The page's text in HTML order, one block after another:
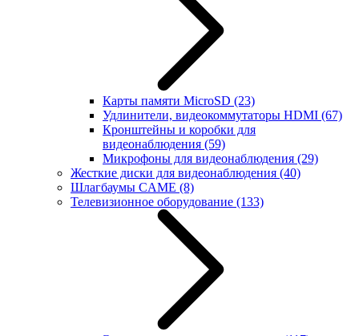
Карты памяти MicroSD (23)
Удлинители, видеокоммутаторы HDMI (67)
Кронштейны и коробки для
видеонаблюдения (59)
Микрофоны для видеонаблюдения (29)
Жесткие диски для видеонаблюдения (40)
Шлагбаумы CAME (8)
Телевизионное оборудование (133)